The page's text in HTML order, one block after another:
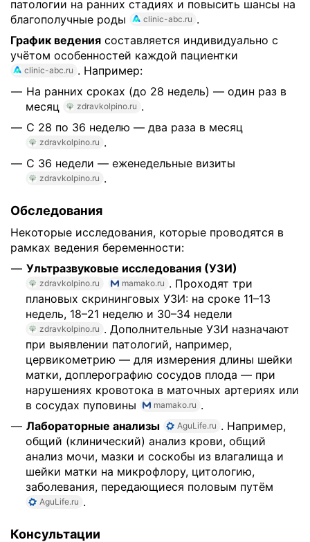
патологии на ранних стадиях и повысить шансы на
благополучные роды
clinic-abc.ru .
График ведения составляется индивидуально с
учётом особенностей каждой пациентки
clinic-abc.ru . Например:
На ранних сроках (до 28 недель) — один раз в
месяц
zdravkolpino.ru .
С 28 по 36 неделю — два раза в месяц
zdravkolpino.ru .
С 36 недели — еженедельные визиты
zdravkolpino.ru .
Обследования
Некоторые исследования, которые проводятся в
рамках ведения беременности:
Ультразвуковые исследования (УЗИ)
zdravkolpino.ru mamako.ru . Проходят три
плановых скрининговых УЗИ: на сроке 11–13
недель, 18–21 неделю и 30–34 недели
zdravkolpino.ru . Дополнительные УЗИ назначают
при выявлении патологий, например,
цервикометрию — для измерения длины шейки
матки, доплерографию сосудов плода — при
нарушениях кровотока в маточных артериях или
в сосудах пуповины
mamako.ru .
Лабораторные анализы
AguLife.ru . Например,
общий (клинический) анализ крови, общий
анализ мочи, мазки и соскобы из влагалища и
шейки матки на микрофлору, цитологию,
заболевания, передающиеся половым путём
AguLife.ru .
Консультации